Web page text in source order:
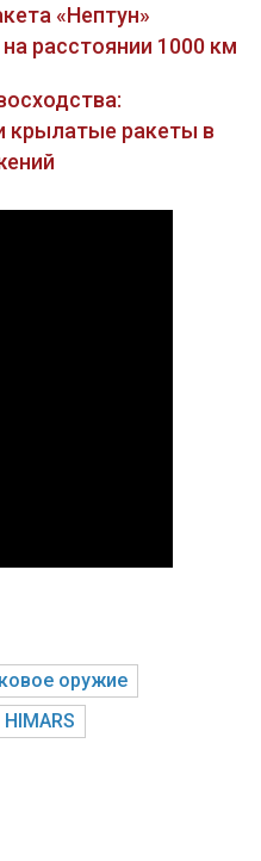
«Нептун»
расстоянии 1000 км
крылатые ракеты в
оружие
HIMARS